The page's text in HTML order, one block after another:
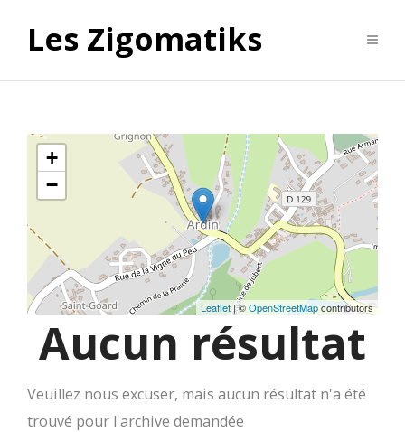
Les Zigomatiks
+
−
Leaflet| ©OpenStreetMapcontributors
Aucun résultat
Veuillez nous excuser, mais aucun résultat n'a été
trouvé pour l'archive demandée